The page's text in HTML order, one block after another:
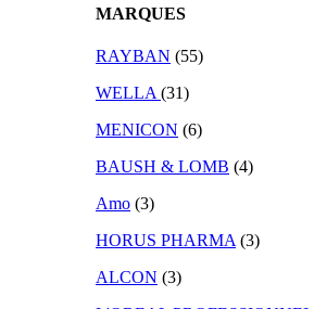
MARQUES
RAYBAN (55)
WELLA (31)
MENICON (6)
BAUSH & LOMB (4)
Amo (3)
HORUS PHARMA (3)
ALCON (3)